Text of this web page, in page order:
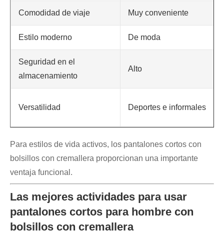
Comodidad de viaje Muy conveniente
Estilo moderno De moda
Seguridad en el
almacenamiento
Alto
Versatilidad Deportes e informales
Para estilos de vida activos, los pantalones cortos con
bolsillos con cremallera proporcionan una importante
ventaja funcional.
Las mejores actividades para usar
pantalones cortos para hombre con
bolsillos con cremallera